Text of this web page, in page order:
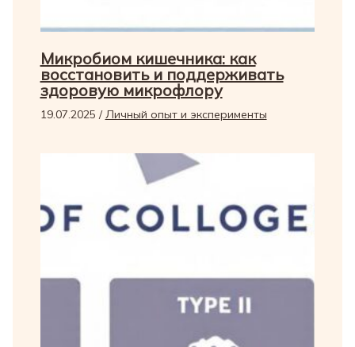
Микробиом кишечника: как
восстановить и поддерживать
здоровую микрофлору
19.07.2025 /Личный опыт и эксперименты